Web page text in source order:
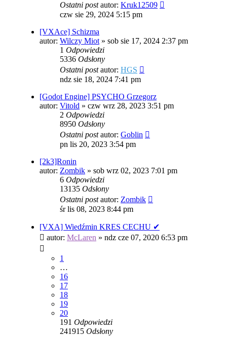
Ostatni postautor: Kruk12509
czw sie 29, 2024 5:15 pm
[VXAce] Schizma
autor: Wilczy Miot» sob sie 17, 2024 2:37 pm
1 Odpowiedzi
5336 Odsłony
Ostatni postautor: HGS
ndz sie 18, 2024 7:41 pm
[Godot Engine] PSYCHO Grzegorz
autor: Vitold » czw wrz 28, 2023 3:51 pm
2 Odpowiedzi
8950 Odsłony
Ostatni postautor: Goblin
pn lis 20, 2023 3:54 pm
[2k3]Ronin
autor: Zombik » sob wrz 02, 2023 7:01 pm
6 Odpowiedzi
13135 Odsłony
Ostatni postautor: Zombik
śr lis 08, 2023 8:44 pm
[VXA] Wiedźmin KRES CECHU ✔
autor: McLaren » ndz cze 07, 2020 6:53 pm
1
…
16
17
18
19
20
191 Odpowiedzi
241915 Odsłony